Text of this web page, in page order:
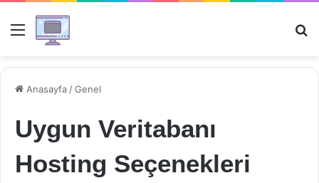
Menü
Anasayfa /Genel
Uygun Veritabanı
Hosting Seçenekleri